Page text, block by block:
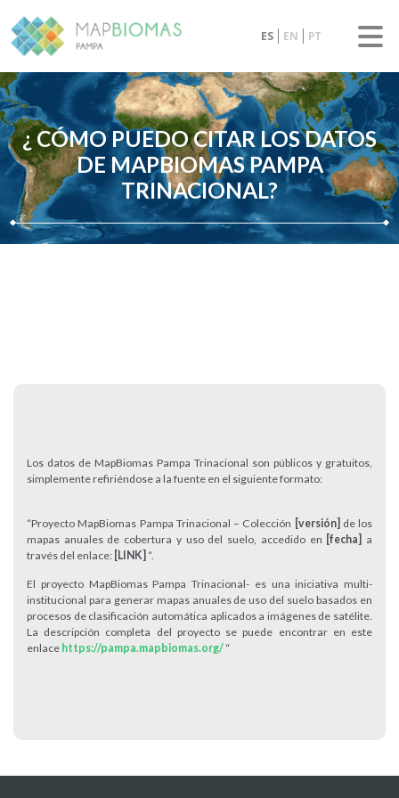
ES EN PT
¿ CÓMO PUEDO CITAR LOS DATOS
DE MAPBIOMAS PAMPA
TRINACIONAL?
Los datos de MapBiomas Pampa Trinacional son públicos y gratuitos,
simplemente refiriéndose a la fuente en el siguiente formato:
“Proyecto MapBiomas Pampa Trinacional – Colección [versión] de los
mapas anuales de cobertura y uso del suelo, accedido en [fecha] a
través del enlace: [LINK] “.
El proyecto MapBiomas Pampa Trinacional- es una iniciativa multi-
institucional para generar mapas anuales de uso del suelo basados en
procesos de clasificación automática aplicados a imágenes de satélite.
La descripción completa del proyecto se puede encontrar en este
enlace https://pampa.mapbiomas.org/ “